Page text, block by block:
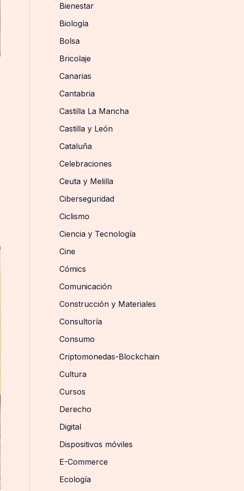
Bienestar
Biología
Bolsa
Bricolaje
Canarias
Cantabria
Castilla La Mancha
Castilla y León
Cataluña
Celebraciones
Ceuta y Melilla
Ciberseguridad
Ciclismo
Ciencia y Tecnología
Cine
Cómics
Comunicación
Construcción y Materiales
Consultoría
Consumo
Criptomonedas-Blockchain
Cultura
Cursos
Derecho
Digital
Dispositivos móviles
E-Commerce
Ecología